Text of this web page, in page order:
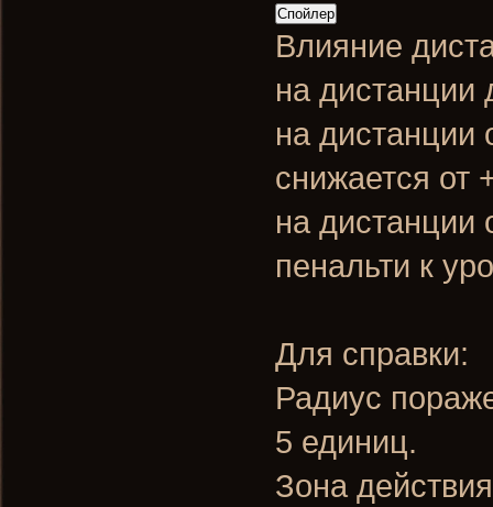
Спойлер
Влияние
на дистанции
на дистанции
снижается от
на дистанции
пенальти к
Для справки:
Радиус
5 единиц.
Зона